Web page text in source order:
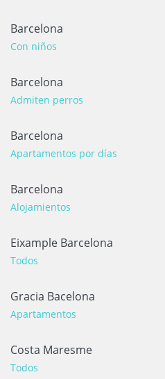
Barcelona
Con niños
Barcelona
Admiten perros
Barcelona
Apartamentos por días
Barcelona
Alojamientos
Eixample Barcelona
Todos
Gracia Bacelona
Apartamentos
Costa Maresme
Todos